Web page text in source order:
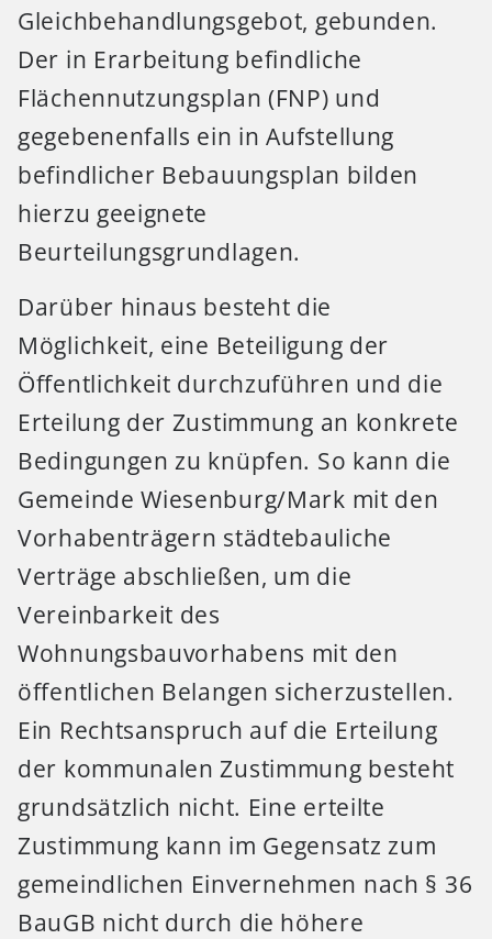
Gleichbehandlungsgebot, gebunden.
Der in Erarbeitung befindliche
Flächennutzungsplan (FNP) und
gegebenenfalls ein in Aufstellung
befindlicher Bebauungsplan bilden
hierzu geeignete
Beurteilungsgrundlagen.
Darüber hinaus besteht die
Möglichkeit, eine Beteiligung der
Öffentlichkeit durchzuführen und die
Erteilung der Zustimmung an konkrete
Bedingungen zu knüpfen. So kann die
Gemeinde Wiesenburg/Mark mit den
Vorhabenträgern städtebauliche
Verträge abschließen, um die
Vereinbarkeit des
Wohnungsbauvorhabens mit den
öffentlichen Belangen sicherzustellen.
Ein Rechtsanspruch auf die Erteilung
der kommunalen Zustimmung besteht
grundsätzlich nicht. Eine erteilte
Zustimmung kann im Gegensatz zum
gemeindlichen Einvernehmen nach § 36
BauGB nicht durch die höhere